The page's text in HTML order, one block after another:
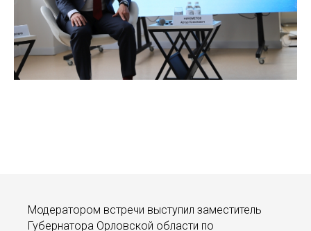
Модератором встречи выступил заместитель
Губернатора Орловской области по